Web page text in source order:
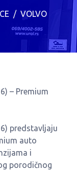
VOLVO
– Premium
predstavljaju
auto
i
porodičnog